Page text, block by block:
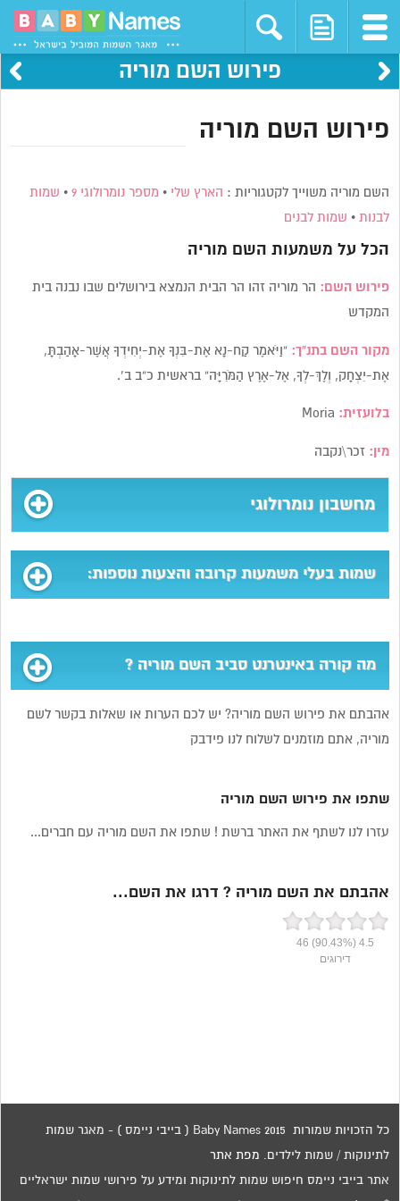
פירוש השם מוריה
פירוש השם מוריה
השם מוריה משוייך לקטגוריות : הארץ שלי • מספר נומרולוגי 9 • שמות
לבנות • שמות לבנים
הכל על משמעות השם מוריה
פירוש השם: הר מוריה זהו הר הבית הנמצא בירושלים שבו נבנה בית
המקדש
מקור השם בתנ”ך:“וַיֹּאמֶר קַח-נָא אֶת-בִּנְךָ אֶת-יְחִידְךָ אֲשֶׁר-אָהַבְתָּ,
אֶת-יִצְחָק, וְלֶךְ-לְךָ, אֶל-אֶרֶץ הַמֹּרִיָּה” בראשית כ”ב ב’.
בלועזית:
מין: זכר\נקבה
מחשבון נומרולוגי
שמות בעלי משמעות קרובה והצעות נוספות:
מה קורה באינטרנט סביב השם מוריה ?
אהבתם את פירוש השם מוריה? יש לכם הערות או שאלות בקשר לשם
מוריה, אתם מוזמנים לשלוח לנו פידבק
שתפו את פירוש השם מוריה
עזרו לנו לשתף את האתר ברשת ! שתפו את השם מוריה עם חברים...
אהבתם את השם מוריה ? דרגו את השם...
4.5
(90.43%)
46
דירוגים
כל הזכויות שמורות 2015 Baby Names ( בייבי ניימס ) - מאגר שמות
לתינוקות / שמות לילדים. מפת אתר
אתר בייבי ניימס חיפוש שמות לתינוקות ומידע על פירושי שמות ישראליים